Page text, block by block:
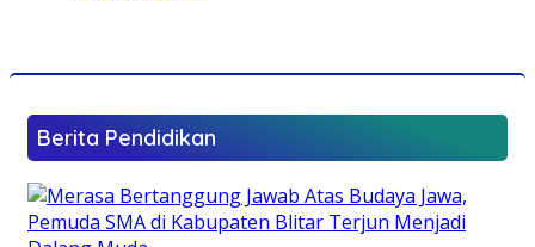
Berita Pendidikan